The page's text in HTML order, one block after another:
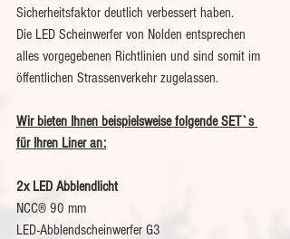
Sicherheitsfaktor deutlich verbessert haben.
Die LED Scheinwerfer von Nolden entsprechen
alles vorgegebenen Richtlinien und sind somit im
öffentlichen Strassenverkehr zugelassen.
Wir bieten Ihnen beispielsweise folgende SET`s
für Ihren Liner an:
2x LED Abblendlicht
NCC® 90 mm
LED-Abblendscheinwerfer G3